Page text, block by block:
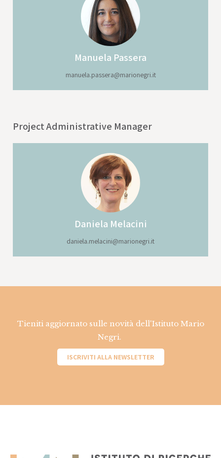
Manuela Passera
manuela.passera@marionegri.it
Project Administrative Manager
Daniela Melacini
daniela.melacini@marionegri.it
Tieniti aggiornato sulle novità dell'Istituto Mario
Negri.
ISCRIVITI ALLA NEWSLETTER